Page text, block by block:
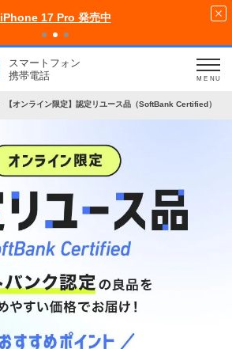
iPhone 17 Pro 発売中
スマートフォン
携帯電話
MENU
【オンライン限定】認定リユース品（SoftBank Certified）